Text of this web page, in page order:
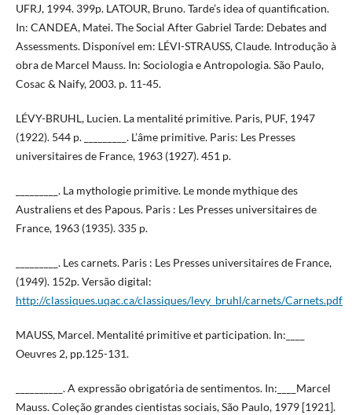
UFRJ, 1994. 399p. LATOUR, Bruno. Tarde’s idea of quantification.
In: CANDEA, Matei. The Social After Gabriel Tarde: Debates and
Assessments. Disponível em: LÉVI-STRAUSS, Claude. Introdução à
obra de Marcel Mauss. In: Sociologia e Antropologia. São Paulo,
Cosac & Naify, 2003. p. 11-45.
LÉVY-BRUHL, Lucien. La mentalité primitive. Paris, PUF, 1947
(1922). 544 p. _________. L’âme primitive. Paris: Les Presses
universitaires de France, 1963 (1927). 451 p.
_________. La mythologie primitive. Le monde mythique des
Australiens et des Papous. Paris : Les Presses universitaires de
France, 1963 (1935). 335 p.
_________. Les carnets. Paris : Les Presses universitaires de France,
(1949). 152p. Versão digital:
http://classiques.uqac.ca/classiques/levy_bruhl/carnets/Carnets.pdf
MAUSS, Marcel. Mentalité primitive et participation. In:____
Oeuvres 2, pp.125-131.
__________. A expressão obrigatória de sentimentos. In:____Marcel
Mauss. Coleção grandes cientistas sociais, São Paulo, 1979 [1921].